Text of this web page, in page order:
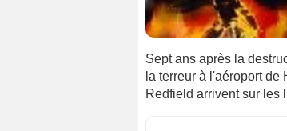
Sept ans après la
la terreur à l'aéroport
Redfield arrivent sur les